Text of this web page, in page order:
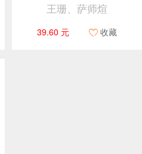
王珊、萨师煊
39.60 元 收藏